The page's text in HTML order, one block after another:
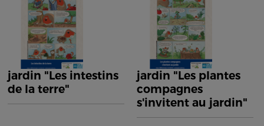
jardin "Les intestins
de la terre"
jardin "Les plantes
compagnes
s'invitent au jardin"